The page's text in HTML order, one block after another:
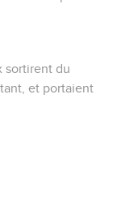
sortirent du
et portaient